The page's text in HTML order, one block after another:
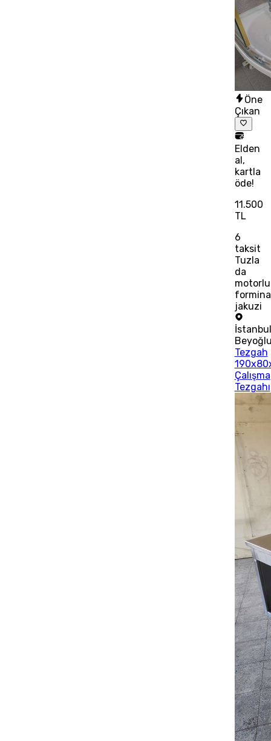
Öne
Çıkan
Elden
al,
kartla
öde!
11.500
TL
6
taksit
Tuzla
da
motorlu
formina
jakuzi
İstanbul
Tezgah
Çalışma
Tezgahı